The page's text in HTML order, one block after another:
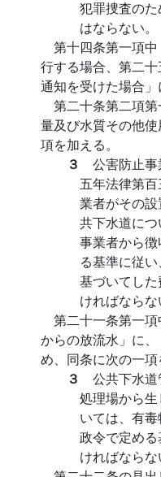
犯罪捜査の
はならない。
第十四条第一項
行する場合、第二
通知を受けた場合」
第二十条第二項
量及び水質その他
項を加える。
３ 公害防止
五年法律第
業者がその
共下水道に
事業者から
る基準に従
基づいてし
ければならな
第二十一条第一
からの放流水」に
め、同条に次の一項
３ 公共下水
処理場から
いては、有毒
政令で定め
ければならな